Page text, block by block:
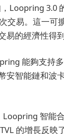
Loopring 3.0
交易。這一可
的經濟性得到
能夠支持
安智能鏈和波
智能
的增長反映